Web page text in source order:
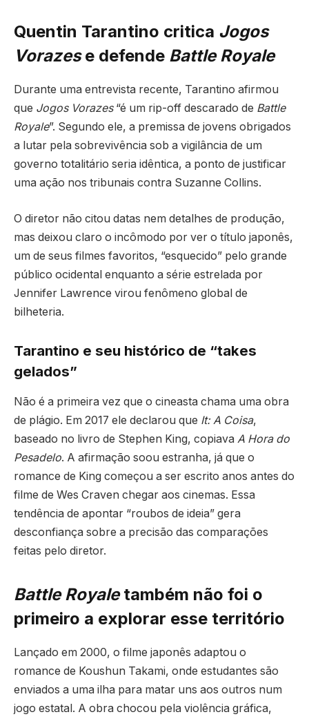
Quentin Tarantino critica Jogos
Vorazese defende Battle Royale
Durante uma entrevista recente, Tarantino afirmou
que Jogos Vorazes“é um rip-off descarado de Battle
Royale”. Segundo ele, a premissa de jovens obrigados
a lutar pela sobrevivência sob a vigilância de um
governo totalitário seria idêntica, a ponto de justificar
uma ação nos tribunais contra Suzanne Collins.
O diretor não citou datas nem detalhes de produção,
mas deixou claro o incômodo por ver o título japonês,
um de seus filmes favoritos, “esquecido” pelo grande
público ocidental enquanto a série estrelada por
Jennifer Lawrence virou fenômeno global de
bilheteria.
Tarantino e seu histórico de “takes
gelados”
Não é a primeira vez que o cineasta chama uma obra
de plágio. Em 2017 ele declarou que It: A Coisa,
baseado no livro de Stephen King, copiava A Hora do
Pesadelo. A afirmação soou estranha, já que o
romance de King começou a ser escrito anos antes do
filme de Wes Craven chegar aos cinemas. Essa
tendência de apontar “roubos de ideia” gera
desconfiança sobre a precisão das comparações
feitas pelo diretor.
Battle Royaletambém não foi o
primeiro a explorar esse território
Lançado em 2000, o filme japonês adaptou o
romance de Koushun Takami, onde estudantes são
enviados a uma ilha para matar uns aos outros num
jogo estatal. A obra chocou pela violência gráfica,